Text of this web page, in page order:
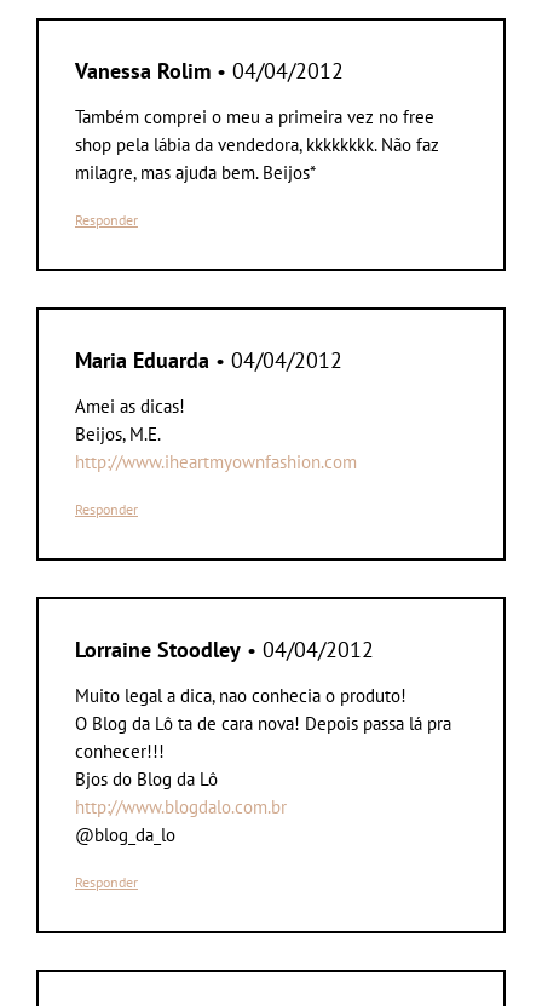
Vanessa Rolim • 04/04/2012
Também comprei o meu a primeira vez no free
shop pela lábia da vendedora, kkkkkkkk. Não faz
milagre, mas ajuda bem. Beijos*
Responder
Maria Eduarda • 04/04/2012
Amei as dicas!
Beijos, M.E.
http://www.iheartmyownfashion.com
Responder
Lorraine Stoodley • 04/04/2012
Muito legal a dica, nao conhecia o produto!
O Blog da Lô ta de cara nova! Depois passa lá pra
conhecer!!!
Bjos do Blog da Lô
http://www.blogdalo.com.br
@blog_da_lo
Responder